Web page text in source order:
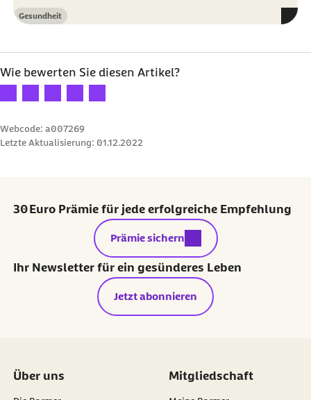
Kategorie
Gesundheit
Wie bewerten Sie diesen Artikel?
Ihre Bewertung: 1 Stern
Ihre Bewertung: 2 Sterne
Ihre Bewertung: 3 Sterne
Ihre Bewertung: 4 Sterne
Ihre Bewertung: 5 Sterne
Webcode: a007269
Letzte Aktualisierung: 01.12.2022
30 Euro Prämie für jede erfolgreiche Empfehlung
externer Link:
Prämie sichern
Ihr Newsletter für ein gesünderes Leben
Jetzt abonnieren
Über uns Mitgliedschaft